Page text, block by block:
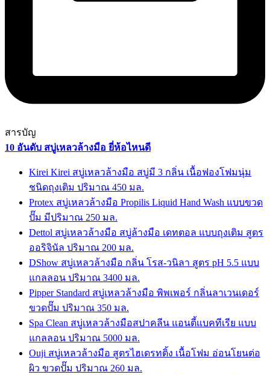
สารบัญ
10 อันดับ สบู่เหลวล้างมือ ยี่ห้อไหนดี
Kirei Kirei สบู่เหลวล้างมือ สบู่มี 3 กลิ่น เนื้อฟองโฟมนุ่ม
ชนิดถุงเติม ปริมาณ 450 มล.
Protex สบู่เหลวล้างมือ Propilis Liquid Hand Wash แบบขวด
ปั๊ม มีปริมาณ 250 มล.
Dettol สบู่เหลวล้างมือ สบู่ล้างมือ เดทตอล แบบถุงเติม สูตร
ออริจินัล ปริมาณ 200 มล.
DShow สบู่เหลวล้างมือ กลิ่น โรส-วนิลา สูตร pH 5.5 แบบ
แกลลอน ปริมาณ 3400 มล.
Pipper Standard สบู่เหลวล้างมือ พิพเพอร์ กลิ่นลาเวนเดอร์
ขวดปั๊ม ปริมาณ 350 มล.
Spa Clean สบู่เหลวล้างมือสปาคลีน แอนตี้แบคทีเรีย แบบ
แกลลอน ปริมาณ 5000 มล.
Ouji สบู่เหลวล้างมือ สูตรไฮเดรทติ้ง เนื้อโฟม อ่อนโยนต่อ
ผิว ขวดปั๊ม ปริมาณ 260 มล.